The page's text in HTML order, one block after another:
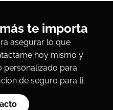
te importa
asegurar lo que
hoy mismo y
personalizado para
de seguro para ti.